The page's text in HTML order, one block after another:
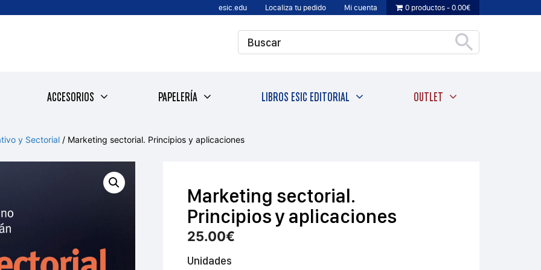
esic.edu Localiza tu pedido Mi cuenta 0 productos 0.00€
ACCESORIOS PAPELERÍA LIBROS ESIC EDITORIAL OUTLET
y Sectorial / Marketing sectorial. Principios y aplicaciones
Marketing sectorial.
Principios y aplicaciones
25.00€
Unidades